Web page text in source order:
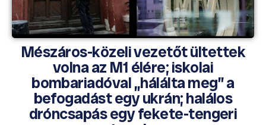
Mészáros-közeli vezetőt ültettek
volna az M1 élére; iskolai
bombariadóval „hálálta meg” a
befogadást egy ukrán; halálos
dróncsapás egy fekete-tengeri